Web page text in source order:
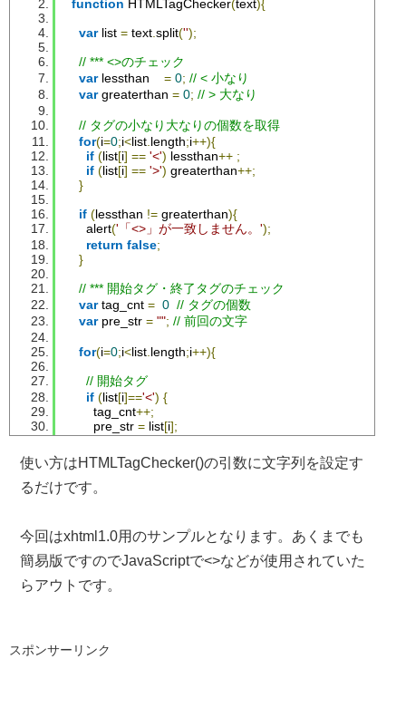
function HTMLTagChecker(text){
var list = text.split('');
// *** <>のチェック
var lessthan = 0; // < 小なり
var greaterthan = 0; // > 大なり
// タグの小なり大なりの個数を取得
for(i=0;i<list.length;i++){
if (list[i] == '<') lessthan++ ;
if (list[i] == '>') greaterthan++;
}
if (lessthan != greaterthan){
      alert
('「<>」が一致しません。');
return false;
}
// *** 開始タグ・終了タグのチェック
var tag_cnt = 0 // タグの個数
var pre_str = ""; // 前回の文字
for(i=0;i<list.length;i++){
// 開始タグ
if (list[i]=='<') {
        tag_cnt
++;
        pre_str
= list[i];
continue;
}
// 「</」ならばタグの使用回数を2回減らす(例 <p></p>)
        pre_str
= list[
];
continue ;
}
// 「/>」ならばタグの使用回数を1回減らす(例 <hr />)
continue
使い方はHTMLTagChecker()の引数に文字列を設定す
るだけです。
今回はxhtml1.0用のサンプルとなります。あくまでも
簡易版ですのでJavaScriptで<>などが使用されていた
らアウトです。
スポンサーリンク